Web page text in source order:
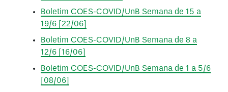
Boletim COES-COVID/UnB Semana de 15 a
19/6 [22/06]
Boletim COES-COVID/UnB Semana de 8 a
12/6 [16/06]
Boletim COES-COVID/UnB Semana de 1 a 5/6
[08/06]